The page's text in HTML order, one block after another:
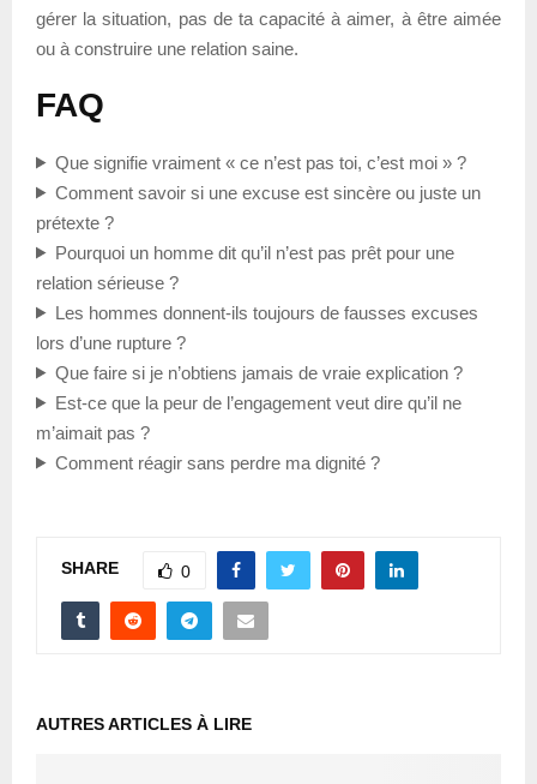
gérer la situation, pas de ta capacité à aimer, à être aimée
ou à construire une relation saine.
FAQ
Que signifie vraiment « ce n’est pas toi, c’est moi » ?
Comment savoir si une excuse est sincère ou juste un
prétexte ?
Pourquoi un homme dit qu’il n’est pas prêt pour une
relation sérieuse ?
Les hommes donnent-ils toujours de fausses excuses
lors d’une rupture ?
Que faire si je n’obtiens jamais de vraie explication ?
Est-ce que la peur de l’engagement veut dire qu’il ne
m’aimait pas ?
Comment réagir sans perdre ma dignité ?
SHARE 0
AUTRES ARTICLES À LIRE